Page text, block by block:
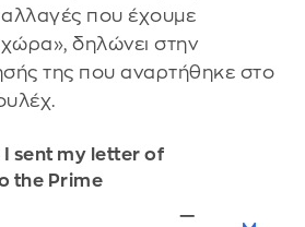
που έχουμε
χώρα», δηλώνει στην
της που αναρτήθηκε στο
sent my letter of
the Prime
—